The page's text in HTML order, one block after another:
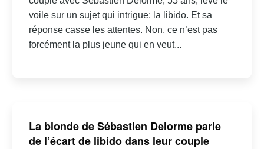
voile sur un sujet qui intrigue: la libido. Et sa
réponse casse les attentes. Non, ce n’est pas
forcément la plus jeune qui en veut...
La blonde de Sébastien Delorme parle
de l’écart de libido dans leur couple